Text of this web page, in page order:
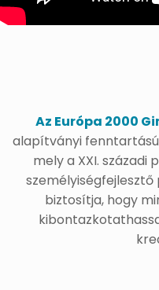
Az Európa 2000
alapítványi
mely a XXI. századi
biztosítja, hogy